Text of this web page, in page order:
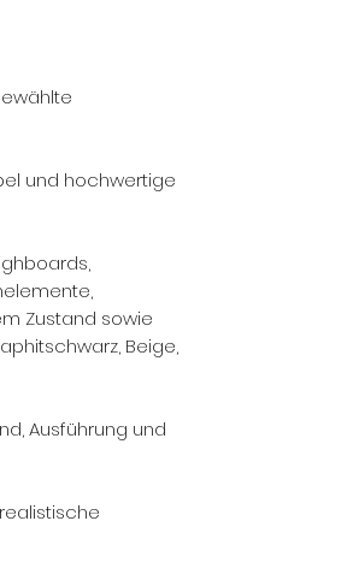
und hochwertige
Zustand sowie
Beige,
Ausführung und